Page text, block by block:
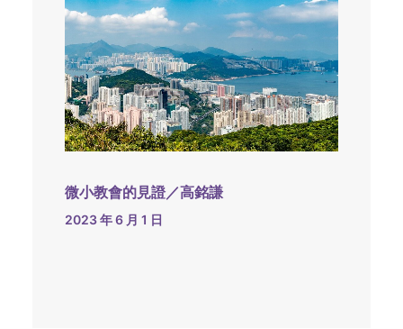
微小教會的見證／高銘謙
2023 年 6 月 1 日